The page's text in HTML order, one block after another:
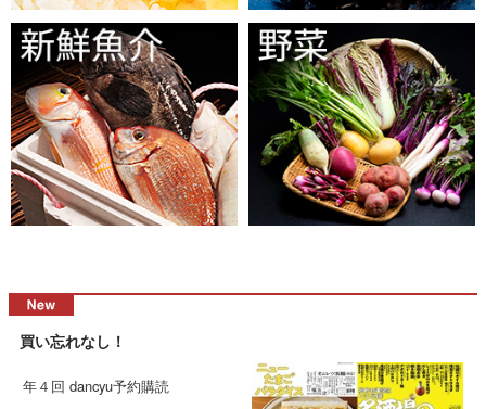
買い忘れなし！
年４回 dancyu予約購読